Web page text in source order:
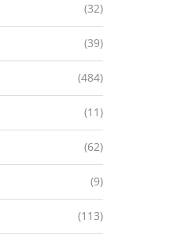
(32)
(39)
(484)
(11)
(62)
(9)
(113)